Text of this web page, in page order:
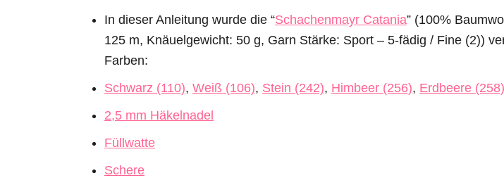
In dieser Anleitung wurde die “Schachenmayr Catania” (100%
125 m, Knäuelgewicht: 50 g, Garn Stärke: Sport – 5-fädig / Fine (2))
Farben:
Schwarz (110), Weiß (106), Stein (242), Himbeer (256), Erdbeere (258)
2,5 mm Häkelnadel
Füllwatte
Schere